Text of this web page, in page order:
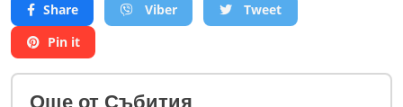
Share Viber
Tweet
Pin it
Oще от Събития